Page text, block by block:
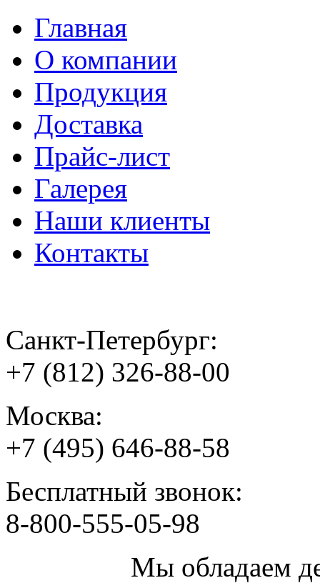
Главная
О компании
Продукция
Доставка
Прайс-лист
Галерея
Наши клиенты
Контакты
Санкт-Петербург:
+7 (812) 326-88-00
Москва:
+7 (495) 646-88-58
Бесплатный звонок:
8-800-555-05-98
Мы обладаем